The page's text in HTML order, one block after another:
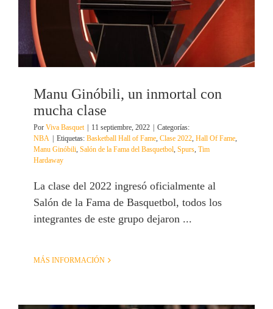
Manu Ginóbili, un inmortal con
mucha clase
Por Viva Basquet | 11 septiembre, 2022 | Categorías:
NBA | Etiquetas: Basketball Hall of Fame Clase 2022 Hall Of Fame
Manu Ginóbili Salón de la Fama del Basquetbol Spurs Tim
Hardaway
La clase del 2022 ingresó oficialmente al
Salón de la Fama de Basquetbol, todos los
integrantes de este grupo dejaron ...
MÁS INFORMACIÓN